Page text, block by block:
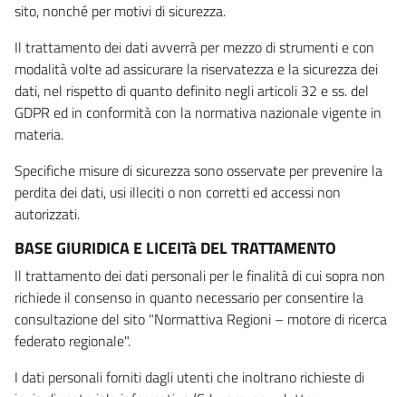
sito, nonché per motivi di sicurezza.
Il trattamento dei dati avverrà per mezzo di strumenti e con
modalità volte ad assicurare la riservatezza e la sicurezza dei
dati, nel rispetto di quanto definito negli articoli 32 e ss. del
GDPR ed in conformità con la normativa nazionale vigente in
materia.
Specifiche misure di sicurezza sono osservate per prevenire la
perdita dei dati, usi illeciti o non corretti ed accessi non
autorizzati.
BASE GIURIDICA E LICEITà DEL TRATTAMENTO
Il trattamento dei dati personali per le finalità di cui sopra non
richiede il consenso in quanto necessario per consentire la
consultazione del sito "Normattiva Regioni – motore di ricerca
federato regionale".
I dati personali forniti dagli utenti che inoltrano richieste di